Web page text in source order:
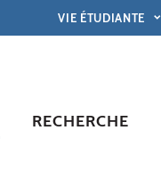
VIE ÉTUDIANTE
RECHERCHE